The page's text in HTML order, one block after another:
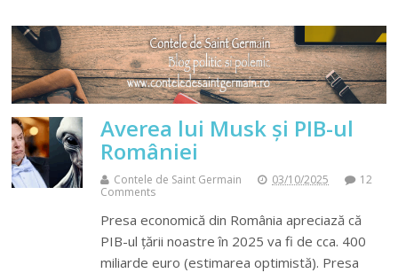
Averea lui Musk şi PIB-ul
României
Contele de Saint Germain 03/10/2025
12
Comments
Presa economică din România apreciază că
PIB-ul ţării noastre în 2025 va fi de cca. 400
miliarde euro (estimarea optimistă). Presa